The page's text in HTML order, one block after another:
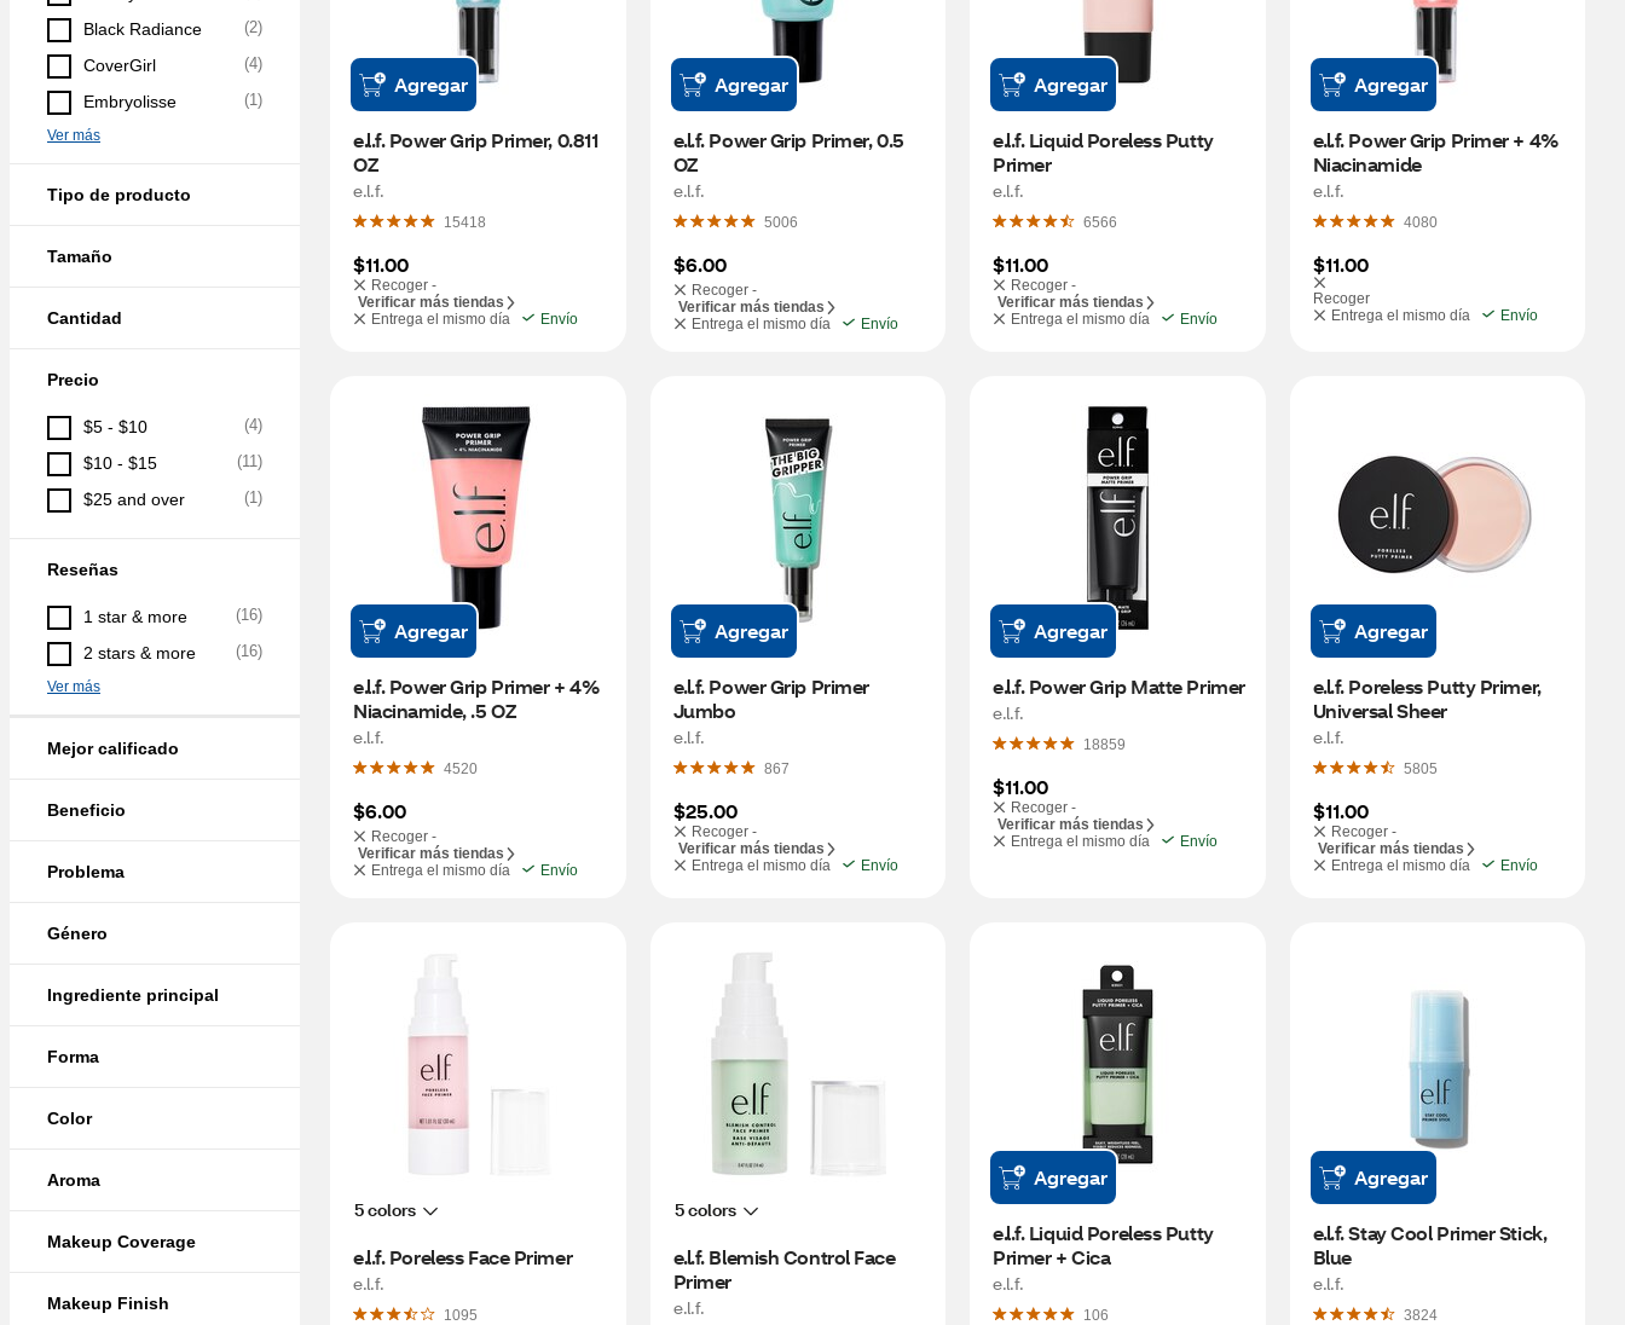
Black Radiance (2)
CoverGirl (4)
Embryolisse (1)
Ver más
Tipo de producto
Tamaño
Cantidad
Precio
$5 - $10 (4)
$10 - $15 (11)
$25 and over (1)
Reseñas
1 star & more (16)
2 stars & more (16)
Ver más
Mejor calificado
Beneficio
Problema
Género
Ingrediente principal
Forma
Color
Aroma
Makeup Coverage
Makeup Finish
Agregar
e.l.f. Power Grip Primer, 0.811
OZ
e.l.f.
15418
$11.00
Recoger -
Verificar más tiendas
Entrega el mismo día
Envío
Agregar
e.l.f. Power Grip Primer, 0.5
OZ
e.l.f.
5006
$6.00
Recoger -
Verificar más tiendas
Entrega el mismo día
Envío
Agregar
e.l.f. Liquid Poreless Putty
Primer
e.l.f.
6566
$11.00
Recoger -
Verificar más tiendas
Entrega el mismo día
Envío
Agregar
e.l.f. Power Grip Primer + 4%
Niacinamide
e.l.f.
4080
$11.00
Recoger
Entrega el mismo día
Envío
Agregar
e.l.f. Power Grip Primer + 4%
Niacinamide, .5 OZ
e.l.f.
4520
$6.00
Recoger -
Verificar más tiendas
Entrega el mismo día
Envío
Agregar
e.l.f. Power Grip Primer
Jumbo
e.l.f.
867
$25.00
Recoger -
Verificar más tiendas
Entrega el mismo día
Envío
Agregar
e.l.f. Power Grip Matte Primer
e.l.f.
18859
$11.00
Recoger -
Verificar más tiendas
Entrega el mismo día
Envío
Agregar
e.l.f. Poreless Putty Primer,
Universal Sheer
e.l.f.
5805
$11.00
Recoger -
Verificar más tiendas
Entrega el mismo día
Envío
5 colors
e.l.f. Poreless Face Primer
e.l.f.
1095
5 colors
e.l.f. Blemish Control Face
Primer
e.l.f.
Agregar
e.l.f. Liquid Poreless Putty
Primer + Cica
e.l.f.
106
Agregar
e.l.f. Stay Cool Primer Stick,
Blue
e.l.f.
3824